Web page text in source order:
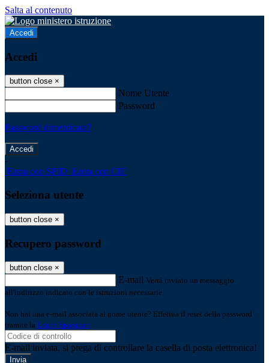
Salta al contenuto
Accedi
Accedi
button close ×
Nome Utente
Password
Password dimenticata?
-
Entra con SPID Entra con CIE
Seleziona utente
button close ×
Recupero password
button close ×
E-mail Verrà inviato un messaggio
all'indirizzo indicato con le istruzioni necessarie.
Non hai una e-mail associata al nome utente? Effettua il reset della password
tramite la Login Spaggiari
E-mail inviata, si prega di controllare la casella di posta elettronica!